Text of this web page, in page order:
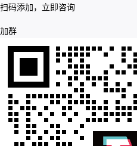
扫码添加，立即咨询
加群